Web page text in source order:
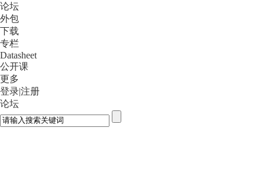
论坛
外包
下载
专栏
Datasheet
公开课
更多
登录|注册
论坛